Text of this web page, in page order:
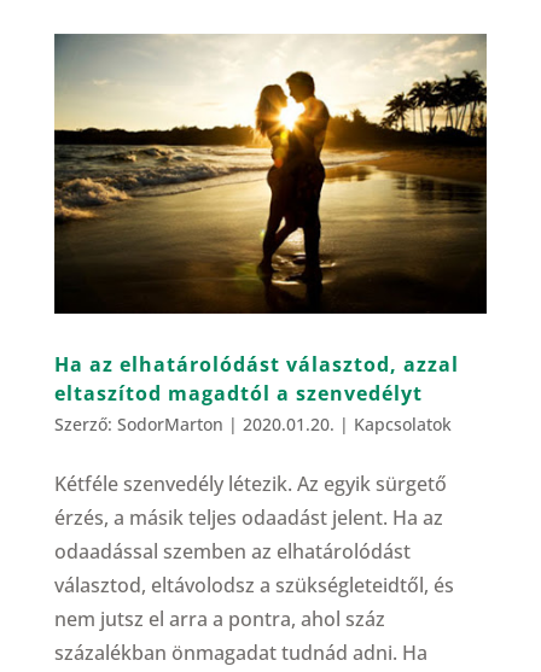
Ha az elhatárolódást választod, azzal
eltaszítod magadtól a szenvedélyt
Szerző: SodorMarton | 2020.01.20. | Kapcsolatok
Kétféle szenvedély létezik. Az egyik sürgető
érzés, a másik teljes odaadást jelent. Ha az
odaadással szemben az elhatárolódást
választod, eltávolodsz a szükségleteidtől, és
nem jutsz el arra a pontra, ahol száz
százalékban önmagadat tudnád adni. Ha